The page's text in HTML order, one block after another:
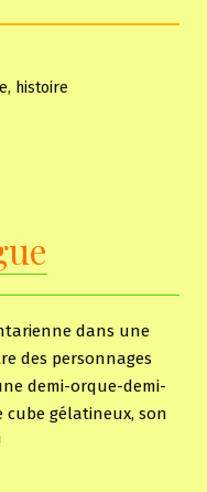
, histoire
dans une
des personnages
demi-orque-demi-
gélatineux, son